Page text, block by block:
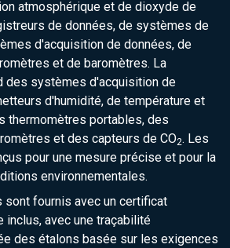
atmosphérique et de dioxyde de
de données, de systèmes de
d'acquisition de données, de
et de baromètres. La
des systèmes d'acquisition de
d'humidité, de température et
thermomètres portables, des
et des capteurs de CO2. Les
pour une mesure précise et pour la
environnementales.
sont fournis avec un certificat
inclus, avec une traçabilité
des étalons basée sur les exigences